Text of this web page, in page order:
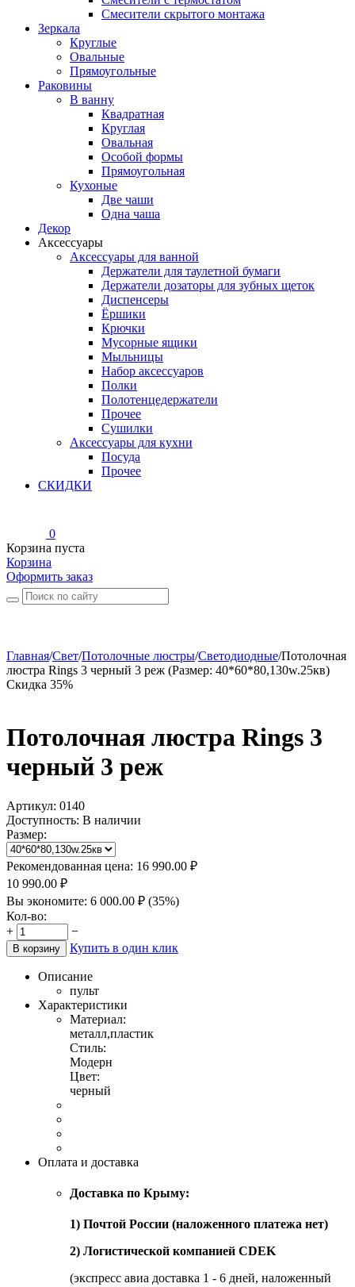
Смесители скрытого монтажа
Зеркала
Круглые
Овальные
Прямоугольные
Раковины
В ванну
Квадратная
Круглая
Овальная
Особой формы
Прямоугольная
Кухоные
Две чаши
Одна чаша
Декор
Аксессуары
Аксессуары для ванной
Держатели для таулетной бумаги
Держатели дозаторы для зубных щеток
Диспенсеры
Ёршики
Крючки
Мусорные ящики
Мыльницы
Набор аксессуаров
Полки
Полотенцедержатели
Прочее
Сушилки
Аксессуары для кухни
Посуда
Прочее
СКИДКИ
0
Корзина пуста
Корзина
Оформить заказ
Главная/Свет/Потолочные люстры/Светодиодные/Потолочная
люстра Rings 3 черный 3 реж (Размер: 40*60*80,130w.25кв)
Скидка 35%
Потолочная люстра Rings 3
черный 3 реж
Артикул: 0140
Доступность: В наличии
Размер:
Рекомендованная цена: 16 990.00 ₽
10 990.00 ₽
Вы экономите: 6 000.00 ₽ (35%)
Кол-во:
+
−
В корзину Купить в один клик
Описание
пульт
Характеристики
Материал:
металл,пластик
Стиль:
Модерн
Цвет:
черный
Оплата и доставка
Доставка по Крыму:
1) Почтой России (наложенного платежа нет)
2) Логистической компанией CDEK
(экспресс авиа доставка 1 - 6 дней, наложенный